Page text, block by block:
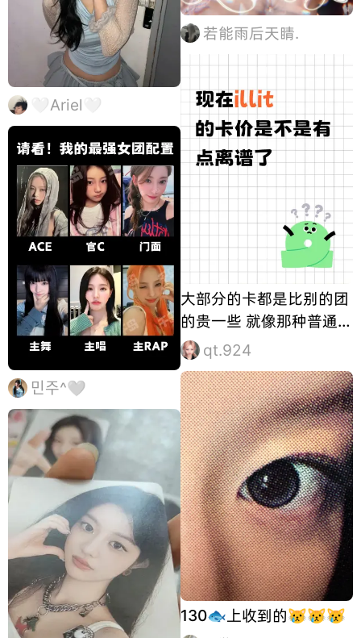
🤍Ariel🤍
민주^🩶
若能雨后天睛.
大部分的卡都是比别的团
的贵一些 就像那种普通的
电子专固配卡都能炒到30
就很离谱吧不知道为什么
固配都会被炒得这么贵 白
菜价的也就那些造型雷霆
点的了
qt.924
130🐟上收到的😿😿😿